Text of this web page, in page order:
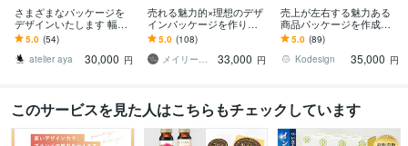
さまざまなパッケージを
デザインいたします 幅広
いジャンルに対応可！丁
寧に対応いたします！
5.0 (54)
atelier aya
30,000 円
売れる魅力的×理想のデザ
インパッケージを作りま
す どんなデザインもお任
せ下さい！リピート率も
高くて安心。
5.0 (108)
メイリーデザイン
33,000 円
売上が左右する魅力ある
商品パッケージを作成し
ます 商品の魅力を伝える
のがわからない方へ
5.0 (89)
Kodesign
35,000 円
このサービスを見た人はこちらもチェックしています